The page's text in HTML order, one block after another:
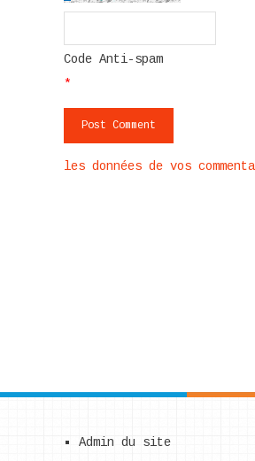
Code Anti-spam
*
les données de vos
Admin du site